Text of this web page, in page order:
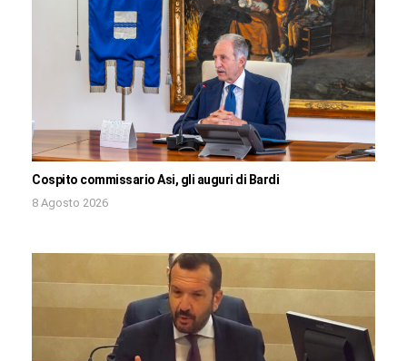
Cospito commissario Asi, gli auguri di Bardi
8 Agosto 2026